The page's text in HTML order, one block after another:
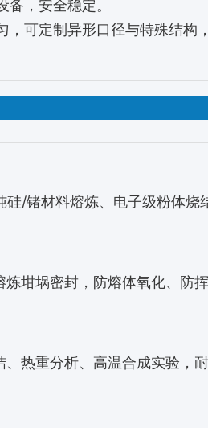
，安全稳定。
，可定制异形口径与特殊结
/锗材料熔炼、电子级粉体
坩埚密封，防熔体氧化、防
热重分析、高温合成实验，